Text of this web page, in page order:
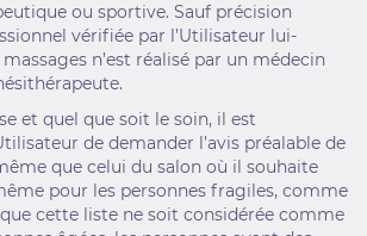
ou sportive. Sauf précision
vérifiée par l’Utilisateur lui-
n’est réalisé par un médecin
et quel que soit le soin, il est
de demander l’avis préalable de
que celui du salon où il souhaite
pour les personnes fragiles, comme
cette liste ne soit considérée comme